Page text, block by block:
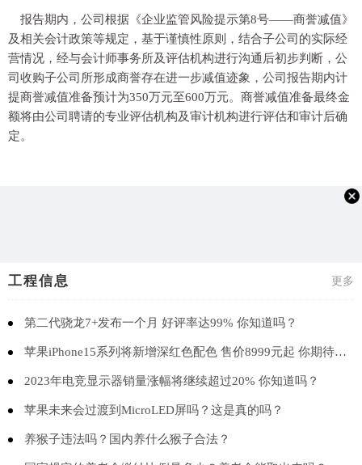
报告期内，公司根据《企业监管风险提示第8号——商誉减值》
及相关会计政策等规定，基于谨慎性原则，结合子公司的实际经
营情况，经与会计师事务所及评估机构进行沟通后初步判断，公
司收购子公司所形成商誉存在进一步减值迹象，公司报告期内计
提商誉减值准备预计为350万元至600万元。商誉减值准备最终金
额将由公司聘请的专业评估机构及审计机构进行评估和审计后确
定。
工程信息 更多
第二代骁龙7+发布一个月 好评率达99% 你知道吗？
苹果iPhone15系列将新增深红色配色 售价8999元起 你期待吗？
2023年电竞显示器销量涨幅将继续超过20% 你知道吗？
苹果未来会过渡到MicroLED屏吗？这是真的吗？
养猴子违法吗？国内养什么猴子合法？